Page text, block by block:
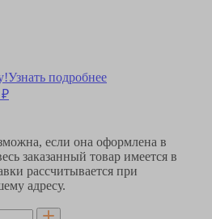
Узнать подробнее
₽
если она оформлена в
заказанный товар имеется в
рассчитывается при
адресу.